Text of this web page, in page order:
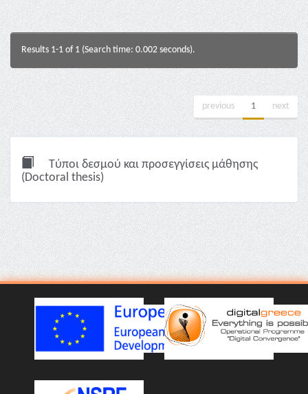
Results 1-1 of 1 (Search time: 0.002 seconds).
previous 1 next
Τύποι δεσμού και προσεγγίσεις μάθησης
(Doctoral thesis)